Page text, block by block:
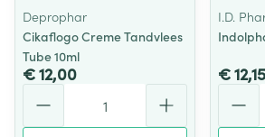
Deprophar
Cikaflogo Creme Tandvlees
Tube 10ml
€ 12,00
I.D.
€ 12,15